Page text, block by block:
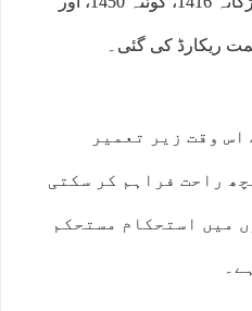
وقت زیر تعمیر
راحت فراہم کر سکتی
میں استحکام مستحکم